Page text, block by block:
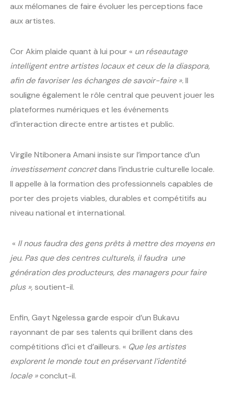
aux mélomanes de faire évoluer les perceptions face
aux artistes.
Cor Akim plaide quant à lui pour « un réseautage
intelligent entre artistes locaux et ceux de la diaspora,
afin de favoriser les échanges de savoir-faire ».Il
souligne également le rôle central que peuvent jouer les
plateformes numériques et les événements
d’interaction directe entre artistes et public.
Virgile Ntibonera Amani insiste sur l’importance d’un
investissement concretdans l’industrie culturelle locale.
Il appelle à la formation des professionnels capables de
porter des projets viables, durables et compétitifs au
niveau national et international.
« Il nous faudra des gens prêts à mettre des moyens en
jeu. Pas que des centres culturels, il faudra une
génération des producteurs, des managers pour faire
plus »,soutient-il.
Enfin, Gayt Ngelessa garde espoir d’un Bukavu
rayonnant de par ses talents qui brillent dans des
compétitions d’ici et d’ailleurs. « Que les artistes
explorent le monde tout en préservant l’identité
locale »conclut-il.